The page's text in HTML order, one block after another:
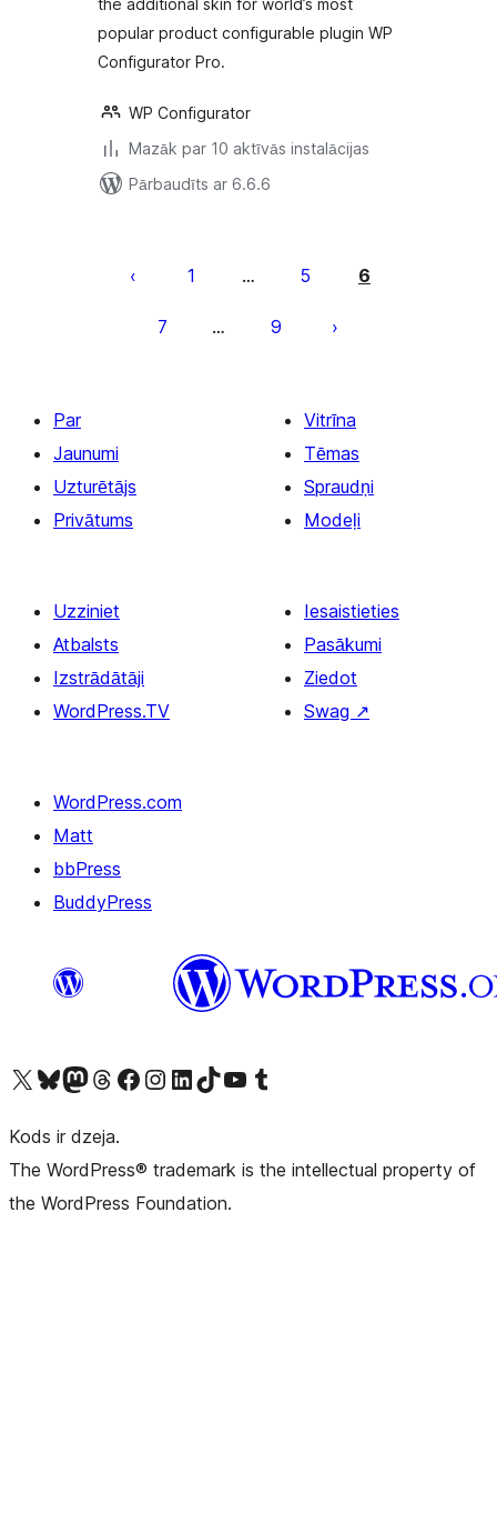
the additional skin for world’s most
popular product configurable plugin WP
Configurator Pro.
WP Configurator
Mazāk par 10 aktīvās instalācijas
Pārbaudīts ar 6.6.6
numerācija
lappusēm
1 … 5 6
7 … 9
Par
Jaunumi
Uzturētājs
Privātums
Vitrīna
Tēmas
Spraudņi
Modeļi
Uzziniet
Atbalsts
Izstrādātāji
WordPress.TV
Iesaistieties
Pasākumi
Ziedot
Swag ↗
WordPress.com
Matt
bbPress
BuddyPress
Apmeklējiet mūsu X (agrāk Twitter) kontu
Apmeklējiet mūsu Bluesky kontu
Apmeklējiet mūsu Mastodon kontu
Apmeklējiet mūsu Threads kontu
Apmeklējiet mūsu Facebook lapuApmeklējiet mūsu Instagram kontu
Apmeklējiet mūsu LinkedIn kontu
Apmeklējiet mūsu TikTok kontu
Apmeklējiet mūsu YouTube kanālu
Apmeklējiet mūsu Tumblr kontu
Kods ir dzeja.
The WordPress® trademark is the intellectual property of
the WordPress Foundation.